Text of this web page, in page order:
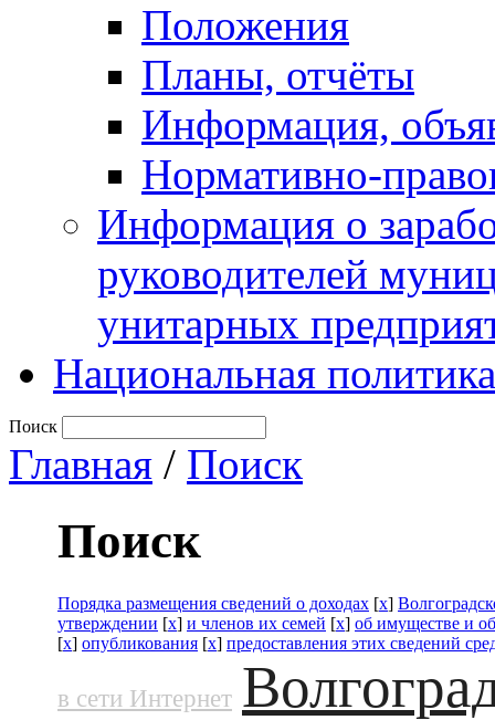
Положения
Планы, отчёты
Информация,
Нормативно-
Информация о
руководителей
унитарных
Национальная политика
Поиск
Главная / Поиск
Поиск
Порядка размещения сведений о доходах [x]
утверждении [x] и членов их семей [x] об имуществе и
[x] опубликования [x] предоставления этих сведений
в сети Интернет